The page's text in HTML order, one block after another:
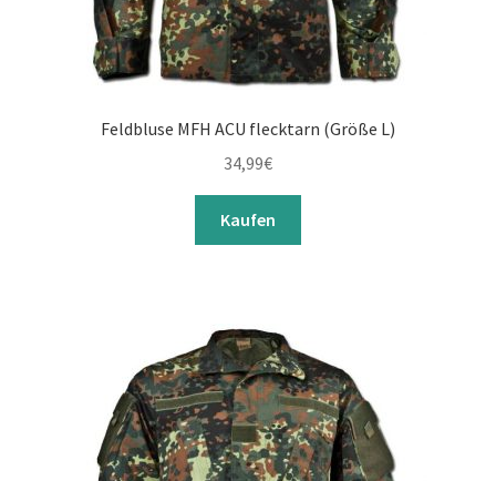
Feldbluse MFH ACU flecktarn (Größe L)
34,99€
Kaufen